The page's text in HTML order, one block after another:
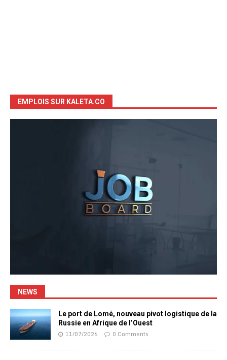
EMPLOIS SUR KALETA.CO
NEWS
Le port de Lomé, nouveau pivot logistique de la
Russie en Afrique de l’Ouest
11/07/2026 0 Comments